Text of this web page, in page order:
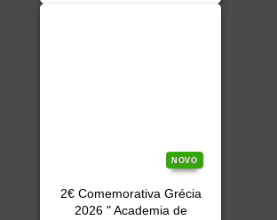
NOVO
2€ Comemorativa Grécia
2026 " Academia de